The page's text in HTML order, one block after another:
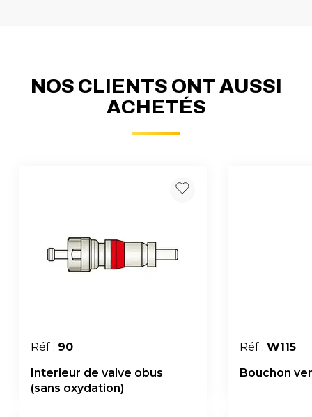
NOS CLIENTS ONT AUSSI
ACHETÉS
Réf : 90
Interieur de valve obus
(sans oxydation)
Réf : W115
Bouchon